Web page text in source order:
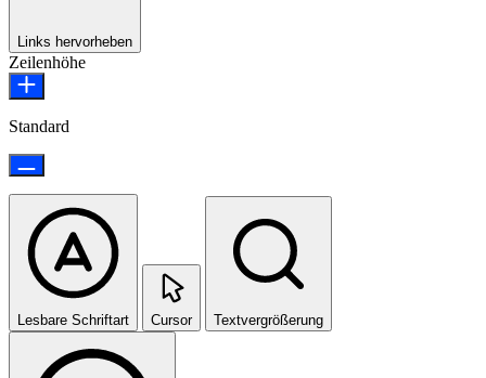
Links hervorheben
Zeilenhöhe
Standard
Lesbare Schriftart Cursor Textvergrößerung